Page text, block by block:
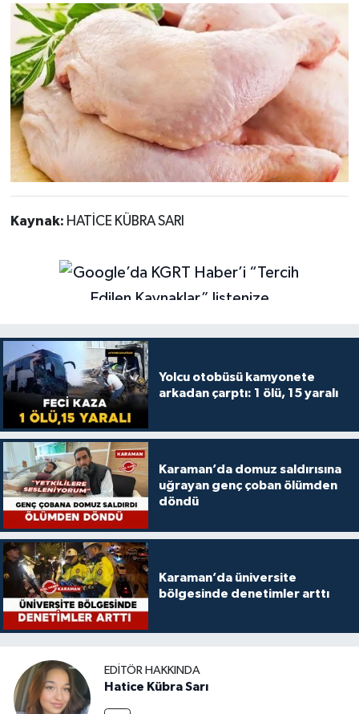
Kaynak: HATİCE KÜBRA SARI
Yolcu otobüsü kamyonete
arkadan çarptı: 1 ölü, 15 yaralı
Karaman’da domuz saldırısına
uğrayan genç çoban ölümden
döndü
Karaman’da üniversite
bölgesinde denetimler arttı
EDITÖR HAKKINDA
Hatice Kübra Sarı